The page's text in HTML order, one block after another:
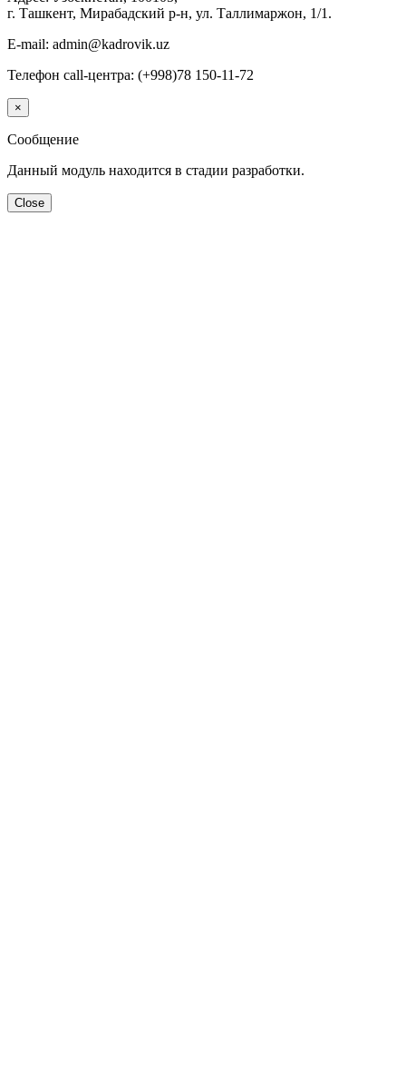
г. Ташкент, Мирабадский р-н, ул. Таллимаржон, 1/1.
E-mail: admin@kadrovik.uz
Телефон call-центра: (+998)78 150-11-72
×
Сообщение
Данный модуль находится в стадии разработки.
Close